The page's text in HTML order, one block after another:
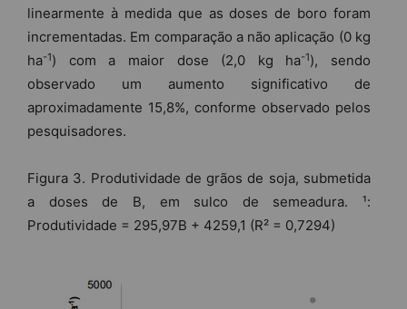
linearmente à medida que as doses de boro foram
incrementadas. Em comparação a não aplicação (0 kg
ha-1) com a maior dose (2,0 kg ha-1), sendo
observado um aumento significativo de
aproximadamente 15,8%, conforme observado pelos
pesquisadores.
Figura 3. Produtividade de grãos de soja, submetida
a doses de B, em sulco de semeadura. ¹:
Produtividade = 295,97B + 4259,1 (R² = 0,7294)